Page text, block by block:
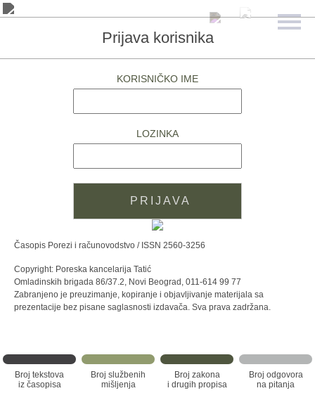
Prijava korisnika
KORISNIČKO IME
LOZINKA
Časopis Porezi i računovodstvo / ISSN 2560-3256
Copyright: Poreska kancelarija Tatić
Omladinskih brigada 86/37.2, Novi Beograd, 011-614 99 77
Zabranjeno je preuzimanje, kopiranje i objavljivanje materijala sa
prezentacije bez pisane saglasnosti izdavača. Sva prava zadržana.
Broj tekstova
iz časopisa
Broj službenih
mišljenja
Broj zakona
i drugih propisa
Broj odgovora
na pitanja